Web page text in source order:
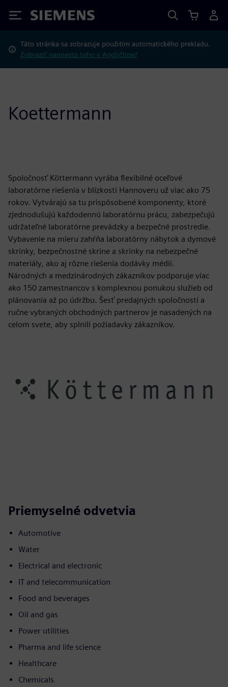
Siemens
Táto stránka sa zobrazuje použitím automatického prekladu.
Zobraziť namiesto toho v Angličtine?
Koettermann
Spoločnosť Köttermann vyrába flexibilné oceľové
laboratórne riešenia v blízkosti Hannoveru už viac ako 75
rokov. Vytvárajú sa tu prispôsobené komponenty, ktoré
zjednodušujú každodennú laboratórnu prácu, zabezpečujú
udržateľné laboratórne prevádzky a bezpečné prostredie.
Vybavenie na mieru zahŕňa laboratórny nábytok a dymové
skrinky, bezpečnostné skrine a skrinky na nebezpečné
materiály, ako aj rôzne riešenia dodávky médií.
Národných a medzinárodných zákazníkov podporuje viac
ako 150 zamestnancov s komplexnou ponukou služieb od
plánovania až po údržbu. Šesť predajných spoločností a
ručne vybraných obchodných partnerov je nasadených na
celom svete, aby splnili požiadavky zákazníkov.
Priemyselné odvetvia
Automotive
Water
Electrical and electronic
IT and telecommunication
Food and beverages
Oil and gas
Power utilities
Pharma and life science
Healthcare
Chemicals